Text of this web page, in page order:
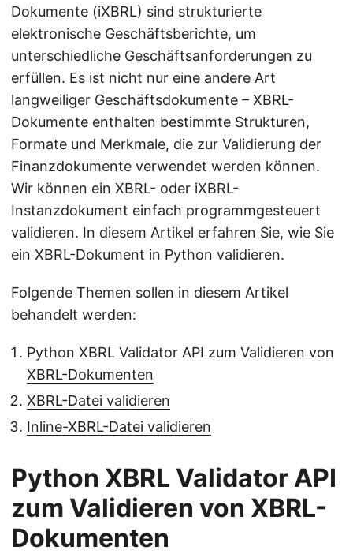
Dokumente (iXBRL) sind strukturierte
elektronische Geschäftsberichte, um
unterschiedliche Geschäftsanforderungen zu
erfüllen. Es ist nicht nur eine andere Art
langweiliger Geschäftsdokumente – XBRL-
Dokumente enthalten bestimmte Strukturen,
Formate und Merkmale, die zur Validierung der
Finanzdokumente verwendet werden können.
Wir können ein XBRL- oder iXBRL-
Instanzdokument einfach programmgesteuert
validieren. In diesem Artikel erfahren Sie, wie Sie
ein XBRL-Dokument in Python validieren.
Folgende Themen sollen in diesem Artikel
behandelt werden:
Python XBRL Validator API zum Validieren von
XBRL-Dokumenten
XBRL-Datei validieren
Inline-XBRL-Datei validieren
Python XBRL Validator API
zum Validieren von XBRL-
Dokumenten